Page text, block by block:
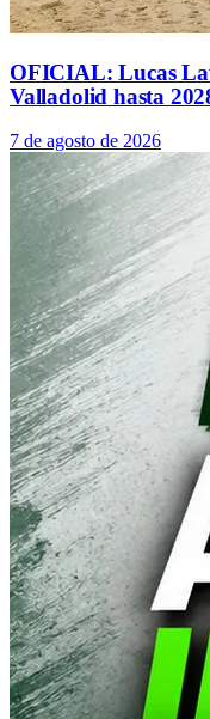
OFICIAL: Lucas
Valladolid hasta
7 de agosto de 2026